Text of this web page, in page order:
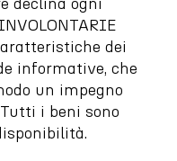
declina ogni
dei
informative, che
un impegno
i beni sono